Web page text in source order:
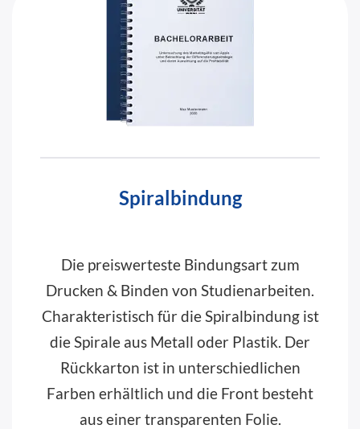
Spiralbindung
Die preiswerteste Bindungsart zum
Drucken & Binden von Studienarbeiten.
Charakteristisch für die Spiralbindung ist
die Spirale aus Metall oder Plastik. Der
Rückkarton ist in unterschiedlichen
Farben erhältlich und die Front besteht
aus einer transparenten Folie.